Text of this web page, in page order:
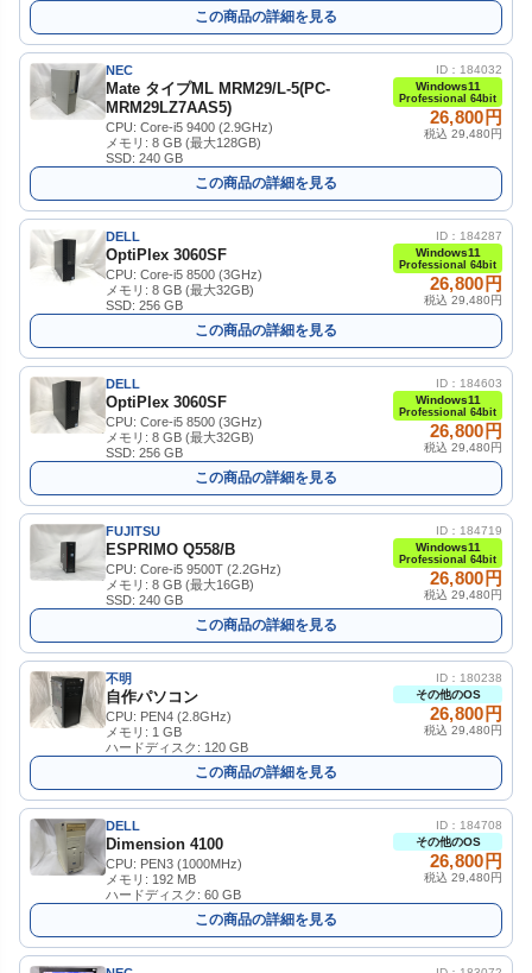
この商品の詳細を見る
NEC
Mate タイプML MRM29/L-5(PC-
MRM29LZ7AAS5)
CPU: Core-i5 9400 (2.9GHz)
メモリ: 8 GB (最大128GB)
SSD: 240 GB
ID：184032
Windows11
Professional 64bit
26,800円
税込 29,480円
この商品の詳細を見る
DELL
OptiPlex 3060SF
CPU: Core-i5 8500 (3GHz)
メモリ: 8 GB (最大32GB)
SSD: 256 GB
ID：184287
Windows11
Professional 64bit
26,800円
税込 29,480円
この商品の詳細を見る
DELL
OptiPlex 3060SF
CPU: Core-i5 8500 (3GHz)
メモリ: 8 GB (最大32GB)
SSD: 256 GB
ID：184603
Windows11
Professional 64bit
26,800円
税込 29,480円
この商品の詳細を見る
FUJITSU
ESPRIMO Q558/B
CPU: Core-i5 9500T (2.2GHz)
メモリ: 8 GB (最大16GB)
SSD: 240 GB
ID：184719
Windows11
Professional 64bit
26,800円
税込 29,480円
この商品の詳細を見る
不明
自作パソコン
CPU: PEN4 (2.8GHz)
メモリ: 1 GB
ハードディスク: 120 GB
ID：180238
その他のOS
26,800円
税込 29,480円
この商品の詳細を見る
DELL
Dimension 4100
CPU: PEN3 (1000MHz)
メモリ: 192 MB
ハードディスク: 60 GB
ID：184708
その他のOS
26,800円
税込 29,480円
この商品の詳細を見る